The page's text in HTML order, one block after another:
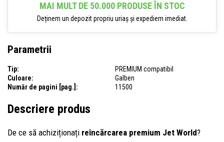
MAI MULT DE 50.000 PRODUSE ÎN STOC
Deținem un depozit propriu uriaș și expediem imediat.
Parametrii
Tip:
PREMIUM compatibil
Culoare:
Galben
Număr de pagini [pag.]:
11500
Descriere produs
De ce să achiziționați reîncărcarea premium Jet World?